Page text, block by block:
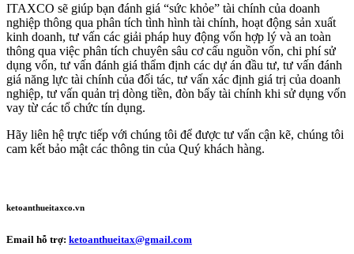
ITAXCO sẽ giúp bạn đánh giá “sức khỏe” tài chính của doanh
nghiệp thông qua phân tích tình hình tài chính, hoạt động sản xuất
kinh doanh, tư vấn các giải pháp huy động vốn hợp lý và an toàn
thông qua việc phân tích chuyên sâu cơ cấu nguồn vốn, chi phí sử
dụng vốn, tư vấn đánh giá thẩm định các dự án đầu tư, tư vấn đánh
giá năng lực tài chính của đối tác, tư vấn xác định giá trị của doanh
nghiệp, tư vấn quản trị dòng tiền, đòn bẩy tài chính khi sử dụng vốn
vay từ các tổ chức tín dụng.
Hãy liên hệ trực tiếp với chúng tôi để được tư vấn cận kẽ, chúng tôi
cam kết bảo mật các thông tin của Quý khách hàng.
ketoanthueitaxco.vn
Email hỗ trợ: ketoanthueitax@gmail.com